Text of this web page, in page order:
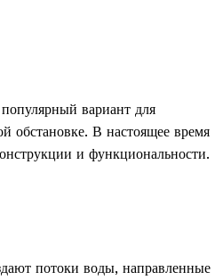
вариант для
обстановке. В настоящее время
и функциональности.
потоки воды, направленные